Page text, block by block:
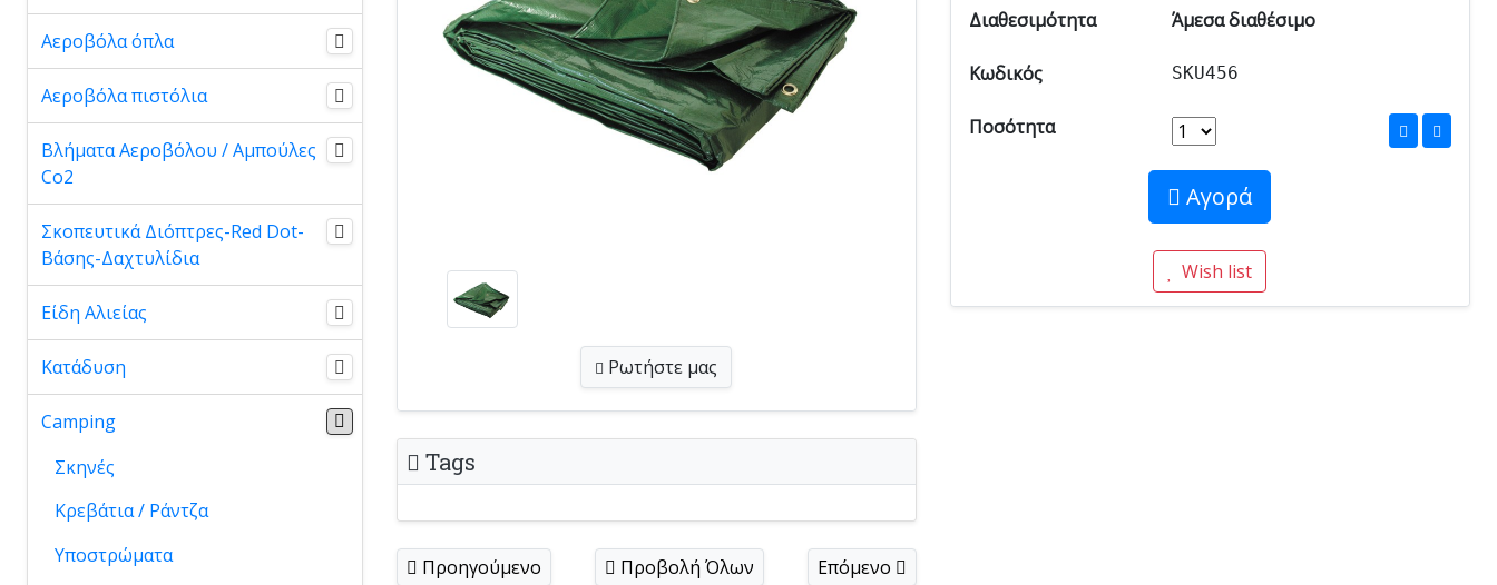
Ρωτήστε μας
Tags
Προηγούμενο Προβολή Όλων Επόμενο
Διαθεσιμότητα Άμεσα διαθέσιμο
Κωδικός SKU456
Ποσότητα
Αγορά
Wish list
Αεροβόλα όπλα
Αεροβόλα πιστόλια
Βλήματα Αεροβόλου / Αμπούλες
Co2
Σκοπευτικά Διόπτρες-Red Dot-
Βάσης-Δαχτυλίδια
Είδη Αλιείας
Κατάδυση
Camping
Σκηνές
Κρεβάτια / Ράντζα
Υποστρώματα